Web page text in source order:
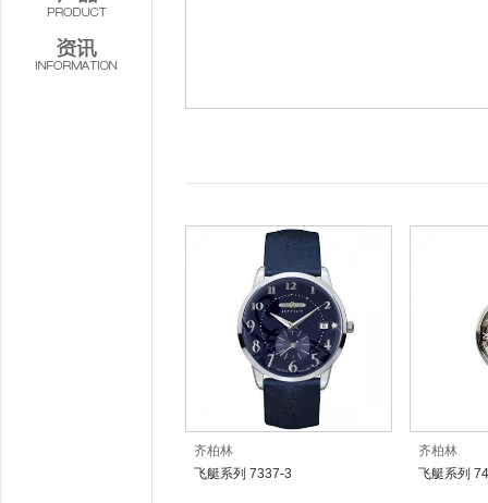
齐柏林
飞艇系列 7337-3
齐柏林
飞艇系列